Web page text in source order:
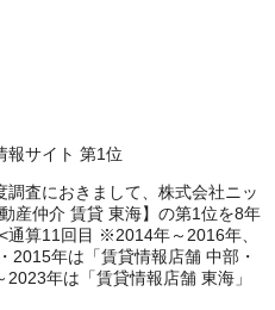
査におきまして、株式会社ニッ
産仲介 賃貸 東海】の第1位を8年
通算11回目 ※2014年～2016年、
2015年は「賃貸情報店舗 中部・
年は「賃貸情報店舗 東海」